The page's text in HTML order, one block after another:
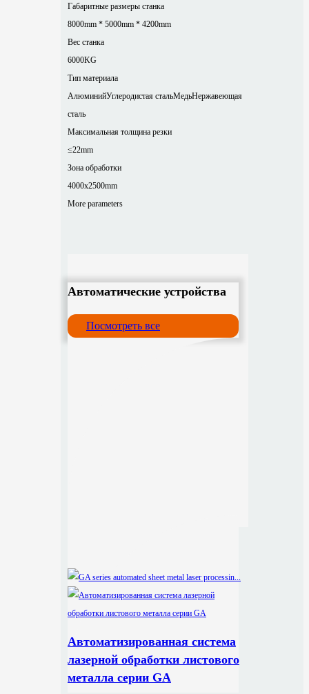
Габаритные размеры станка
8000mm * 5000mm * 4200mm
Вес станка
6000KG
Тип материала
АлюминийУглеродистая стальМедьНержавеющая
сталь
Максимальная толщина резки
≤22mm
Зона обработки
4000x2500mm
More parameters
Автоматические устройства
Посмотреть все
Автоматизированная система
лазерной обработки листового
металла серии GA